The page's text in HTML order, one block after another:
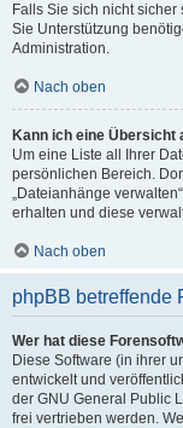
Falls Sie sich nicht
Sie Unterstützung
Administration.
Nach oben
Kann ich eine Übersicht
Um eine Liste all Ihrer
persönlichen Bereich.
„Dateianhänge
erhalten und diese
Nach oben
phpBB betreffende
Wer hat diese
Diese Software (in ihrer
entwickelt und
der GNU General Public
frei vertrieben werden.